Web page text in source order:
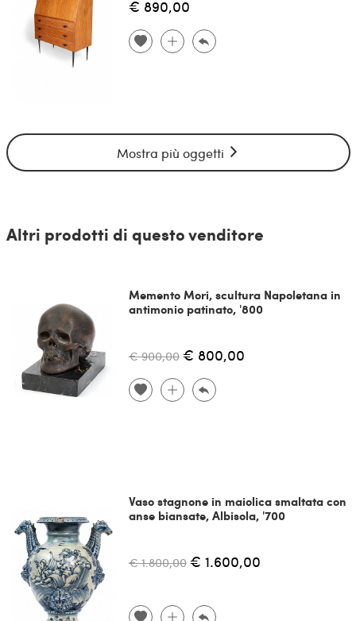
€ 890,00
Mostra più oggetti
Altri prodotti di questo venditore
Memento Mori, scultura Napoletana in
antimonio patinato, '800
€ 900,00 € 800,00
Vaso stagnone in maiolica smaltata con
anse biansate, Albisola, '700
€ 1.800,00 € 1.600,00